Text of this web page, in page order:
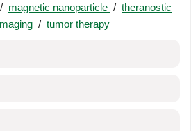
/ magnetic nanoparticle / theranostic
/ tumor therapy